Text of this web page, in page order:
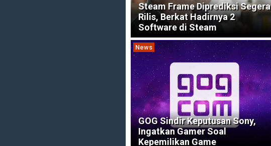
Steam Frame Diprediksi Segera
Rilis, Berkat Hadirnya 2
Software di Steam
News
GOG Sindir Keputusan Sony,
Ingatkan Gamer Soal
Kepemilikan Game